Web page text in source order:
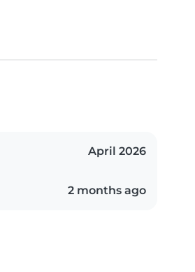
April 2026
2 months ago